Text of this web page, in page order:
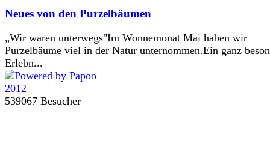
Neues von den Purzelbäumen
„Wir waren unterwegs"Im Wonnemonat Mai haben wir
Purzelbäume viel in der Natur unternommen.Ein ganz
Erlebn...
539067 Besucher